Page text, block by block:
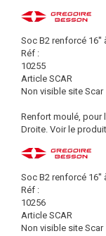
Soc B2 renforcé
Réf :
10255
Article SCAR
Non visible site Scar
Renfort moulé, pour
Droite. Voir le produit
Soc B2 renforcé
Réf :
10256
Article SCAR
Non visible site Scar